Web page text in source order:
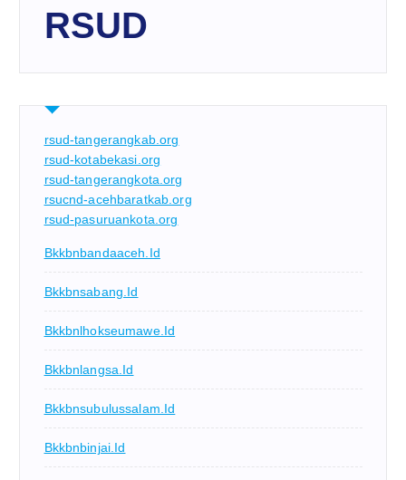
RSUD
rsud-tangerangkab.org
rsud-kotabekasi.org
rsud-tangerangkota.org
rsucnd-acehbaratkab.org
rsud-pasuruankota.org
Bkkbnbandaaceh.id
Bkkbnsabang.id
Bkkbnlhokseumawe.id
Bkkbnlangsa.id
Bkkbnsubulussalam.id
Bkkbnbinjai.id